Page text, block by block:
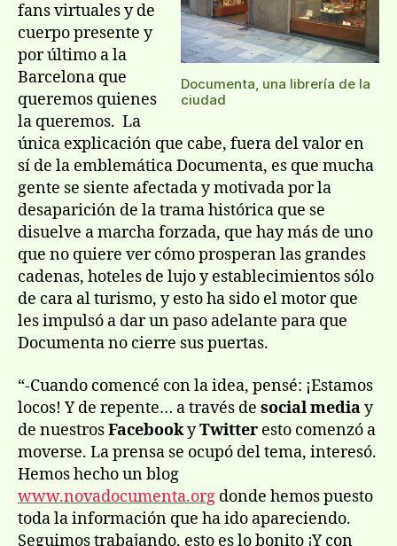
Documenta, una librería de la
ciudad
fans virtuales y de
cuerpo presente y
por último a la
Barcelona que
queremos quienes
la queremos. La
única explicación que cabe, fuera del valor en
sí de la emblemática Documenta, es que mucha
gente se siente afectada y motivada por la
desaparición de la trama histórica que se
disuelve a marcha forzada, que hay más de uno
que no quiere ver cómo prosperan las grandes
cadenas, hoteles de lujo y establecimientos sólo
de cara al turismo, y esto ha sido el motor que
les impulsó a dar un paso adelante para que
Documenta no cierre sus puertas.
“-Cuando comencé con la idea, pensé: ¡Estamos
locos! Y de repente… a través de social mediay
de nuestrosFacebookyTwitter esto comenzó a
moverse. La prensa se ocupó del tema, interesó.
Hemos hecho un blog
www.novadocumenta.org donde hemos puesto
toda la información que ha ido apareciendo.
Seguimos trabajando, esto es lo bonito ¡Y con